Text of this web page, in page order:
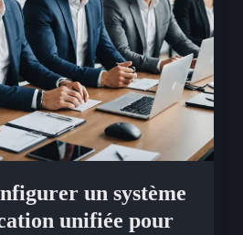
un système
unifiée pour